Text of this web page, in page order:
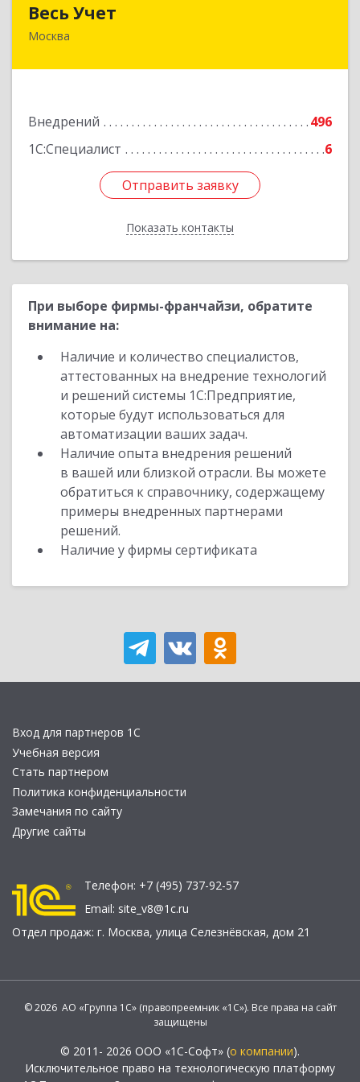
Весь Учет
Москва
Внедрений
496
1С:Специалист
6
Отправить заявку
Показать контакты
109004, Москва г, Николоямская ул, дом № 52,
Отправить заявку
Назад
При выборе фирмы-франчайзи, обратите
внимание на:
Наличие и количество специалистов,
аттестованных на внедрение технологий
и решений системы 1С:Предприятие,
которые будут использоваться для
автоматизации ваших задач.
Наличие опыта внедрения решений
в вашей или близкой отрасли. Вы можете
обратиться к справочнику, содержащему
примеры внедренных партнерами
решений.
Наличие у фирмы сертификата
Вход для партнеров 1С
Учебная версия
Стать партнером
Политика конфиденциальности
Замечания по сайту
Другие сайты
Телефон: +7 (495) 737-92-57
Email: site_v8@1c.ru
Отдел продаж: г. Москва, улица Селезнёвская, дом 21
© 2026 АО «Группа 1С» (правопреемник «1С»). Все права на сайт
защищены
© 2011- 2026 ООО «1С-Софт» (о компании).
Исключительное право на технологическую платформу